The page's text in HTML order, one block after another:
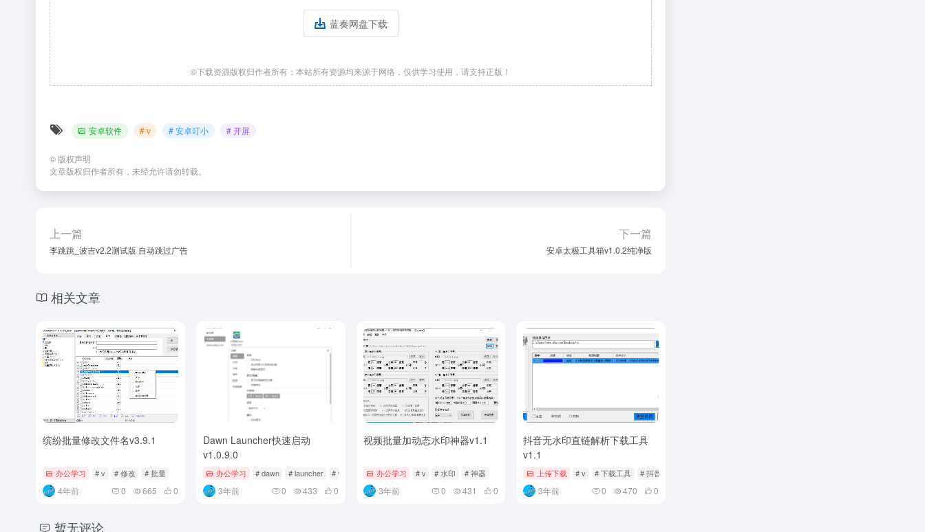
蓝奏网盘下载
©下载资源版权归作者所有；本站所有资源均来源于网络，仅供学习使用，请支持正版！
安卓软件 # v # 安卓叮小 # 开屏
© 版权声明
文章版权归作者所有，未经允许请勿转载。
上一篇
李跳跳_波吉v2.2测试版 自动跳过广告
下一篇
安卓太极工具箱v1.0.2纯净版
相关文章
缤纷批量修改文件名v3.9.1
办公学习 # v # 修改 # 批量
4年前 0 665 0
Dawn Launcher快速启动
v1.0.9.0
办公学习 # dawn # launcher # v
3年前 0 433 0
视频批量加动态水印神器v1.1
办公学习 # v # 水印 # 神器
3年前 0 431 0
抖音无水印直链解析下载工具
v1.1
上传下载 # v # 下载工具 # 抖音
3年前 0 470 0
暂无评论